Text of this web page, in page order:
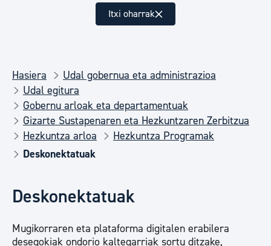
Itxi oharrak
Hasiera
Udal gobernua eta administrazioa
Udal egitura
Gobernu arloak eta departamentuak
Gizarte Sustapenaren eta Hezkuntzaren Zerbitzua
Hezkuntza arloa
Hezkuntza Programak
Deskonektatuak
Deskonektatuak
Mugikorraren eta plataforma digitalen erabilera
desegokiak ondorio kaltegarriak sortu ditzake,